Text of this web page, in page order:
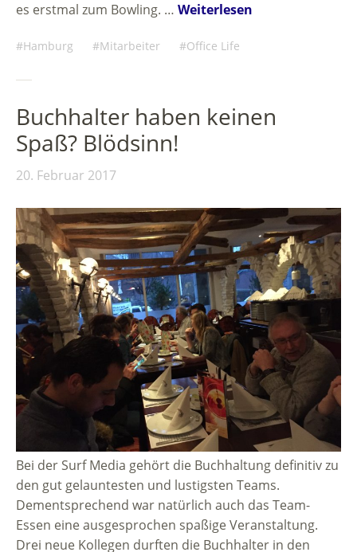
es erstmal zum Bowling. … Weiterlesen
Hamburg Mitarbeiter Office Life
Buchhalter haben keinen
Spaß? Blödsinn!
20. Februar 2017
Bei der Surf Media gehört die Buchhaltung definitiv zu
den gut gelauntesten und lustigsten Teams.
Dementsprechend war natürlich auch das Team-
Essen eine ausgesprochen spaßige Veranstaltung.
Drei neue Kollegen durften die Buchhalter in den